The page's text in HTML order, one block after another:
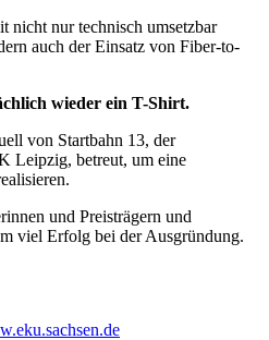
nicht nur technisch umsetzbar
auch der Einsatz von Fiber-to-
wieder ein T-Shirt.
von Startbahn 13, der
Leipzig, betreut, um eine
und Preisträgern und
viel Erfolg bei der Ausgründung.